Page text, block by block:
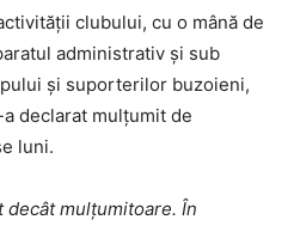
clubului, cu o mână de
administrativ şi sub
şi suporterilor buzoieni,
declarat mulţumit de
luni.
decât mulţumitoare. În